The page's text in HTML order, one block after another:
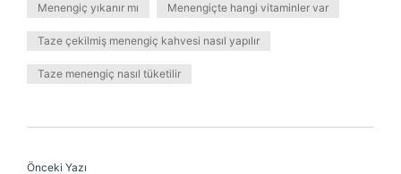
Menengiç yıkanır mı Menengiçte hangi vitaminler var
Taze çekilmiş menengiç kahvesi nasıl yapılır
Taze menengiç nasıl tüketilir
Önceki Yazı